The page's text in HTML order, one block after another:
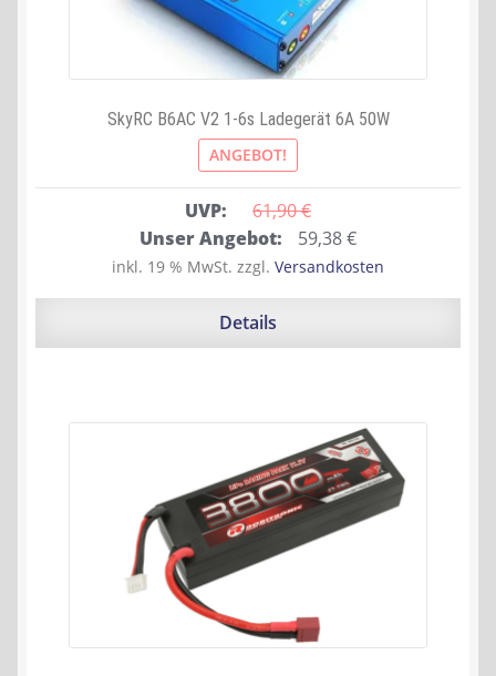
SkyRC B6AC V2 1-6s Ladegerät 6A 50W
ANGEBOT!
UVP: 61,90 €
Ursprünglicher
Preis
war:
Unser Angebot: 59,38€Aktueller
Preis
ist:
inkl. 19 % MwSt. zzgl. Versandkosten
Details